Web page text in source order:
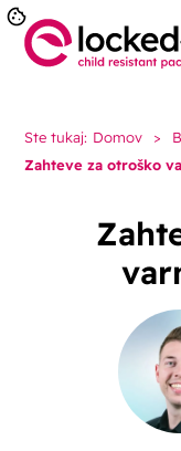
Ste tukaj: Domov >
Zahteve za otroško